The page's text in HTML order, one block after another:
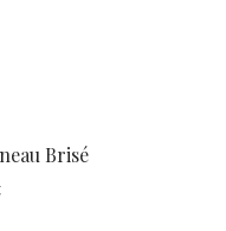
Brisé